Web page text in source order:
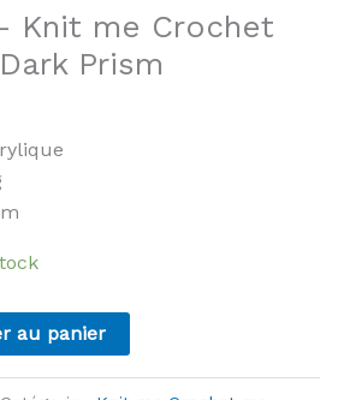
Knit me Crochet
Prism
au panier